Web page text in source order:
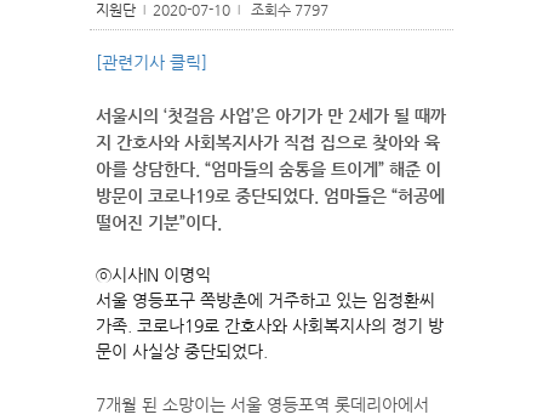
지원단 l 2020-07-10 l 조회수 7797
[관련기사 클릭]
서울시의 ‘첫걸음 사업’은 아기가 만 2세가 될 때까
지 간호사와 사회복지사가 직접 집으로 찾아와 육
아를 상담한다. “엄마들의 숨통을 트이게” 해준 이
방문이 코로나19로 중단되었다. 엄마들은 “허공에
떨어진 기분”이다.
ⓒ시사IN 이명익
서울 영등포구 쪽방촌에 거주하고 있는 임정환씨
가족. 코로나19로 간호사와 사회복지사의 정기 방
문이 사실상 중단되었다.
7개월 된 소망이는 서울 영등포역 롯데리아에서